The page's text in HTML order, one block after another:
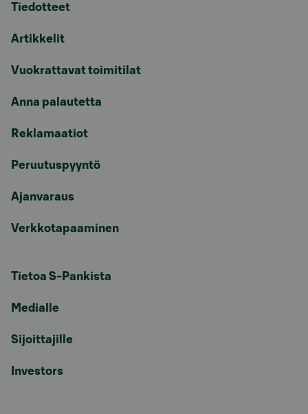
Tiedotteet
Artikkelit
Vuokrattavat toimitilat
Anna palautetta
Reklamaatiot
Peruutuspyyntö
Ajanvaraus
Verkkotapaaminen
Tietoa S-Pankista
Medialle
Sijoittajille
Investors